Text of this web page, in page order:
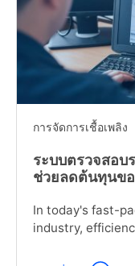
Fleet
Management
Explained"
การจัดการเชื้อเพลิง
ระบบตรวจสอบ
ช่วยลดต้นทุนขอ
In today's fast-
industry,